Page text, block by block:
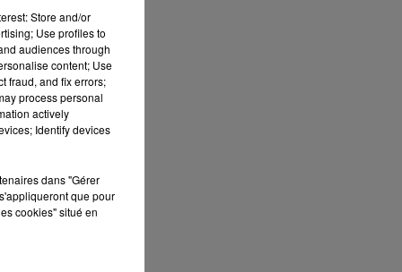
la
Store and/or
Use profiles to
audiences through
content; Use
fraud, and fix errors;
process personal
actively
Identify devices
dans "Gérer
que pour
cookies" situé en